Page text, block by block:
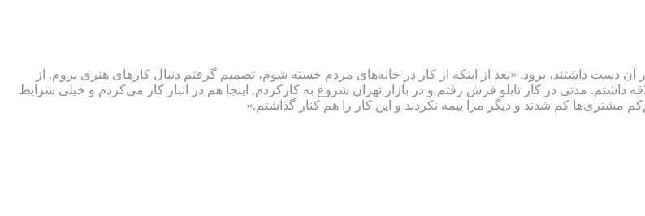
دست داشتند، برود. «بعد از اینکه از کار در خانه‌های مردم خسته شوم، تصمیم گرفتم دنبال کارهای هنری بروم. از
داشتم. مدتی در کار تابلو فرش رفتم و در بازار تهران شروع به کارکردم. اینجا هم در انبار کار می‌کردم و خیلی شرایط
کم شدند و دیگر مرا بیمه نکردند و این کار را هم کنار گذاشتم.»